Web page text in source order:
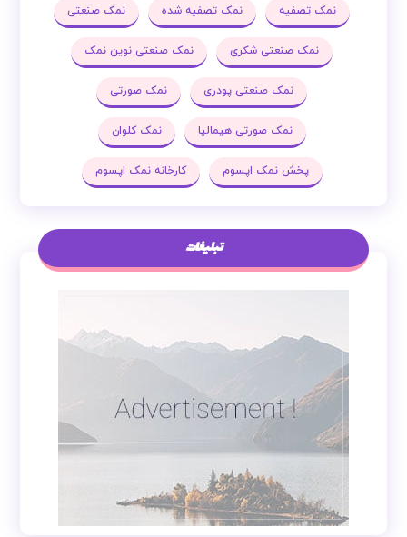
نمک تصفیه نمک تصفیه شده نمک صنعتی
نمک صنعتی شکری نمک صنعتی نوین نمک
نمک صنعتی پودری نمک صورتی
نمک صورتی هیمالیا نمک کلوان
پخش نمک اپسوم کارخانه نمک اپسوم
تبلیغات